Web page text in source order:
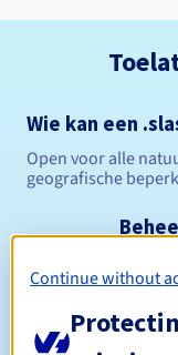
Wie kan een
Open voor alle
geografische
Continue without